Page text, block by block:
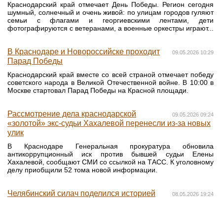
Краснодарский край отмечает День Победы. Регион сегодня
шумный, солнечный и очень живой: по улицам городов гуляют
семьи с флагами и георгиевскими лентами, дети
фотографируются с ветеранами, а военные оркестры играют...
09.05.2026 10:29
В Краснодаре и Новороссийске проходит
Парад Победы
Краснодарский край вместе со всей страной отмечает победу
советского народа в Великой Отечественной войне. В 10:00 в
Москве стартовал Парад Победы на Красной площади.
09.05.2026 09:24
Рассмотрение дела краснодарской
«золотой» экс-судьи Хахалевой перенесли из-за новых
улик
В Краснодаре Генеральная прокуратура обновила
антикоррупционный иск против бывшей судьи Елены
Хахалевой, сообщают СМИ со ссылкой на ТАСС. К уголовному
делу приобщили 52 тома новой информации.
08.05.2026 19:24
Челябинский силач поделился историей